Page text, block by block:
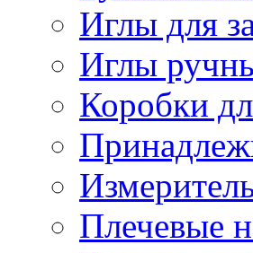
Иглы для
Иглы
Коробки
Плечевые